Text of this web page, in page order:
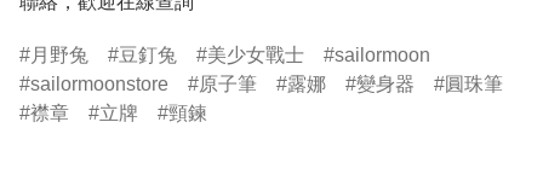
月野兔 豆釘兔 美少女戰士
sailormoon
sailormoonstore
原子筆 露娜 變身器
圓珠筆
襟章
立牌 頸鍊